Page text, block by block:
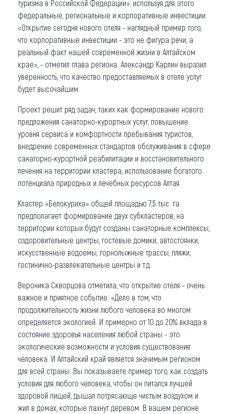
туризма в Российской Федерации», используя для этого
федеральные, региональные и корпоративные инвестиции.
«Открытие сегодня нового отеля - наглядный пример того,
что корпоративные инвестиции - это не фигура речи, а
реальный факт нашей современной жизни в Алтайском
крае», - отметил глава региона. Александр Карлин выразил
уверенность, что качество предоставляемых в отеле услуг
будет высочайшим.
Проект решит ряд задач, таких как формирование нового
предложения санаторно-курортных услуг, повышение
уровня сервиса и комфортности пребывания туристов,
внедрение современных стандартов обслуживания в сфере
санаторно-курортной реабилитации и восстановительного
лечения на территории кластера, использование богатого
потенциала природных и лечебных ресурсов Алтая.
Кластер «Белокуриха» общей площадью 7,5 тыс. га
предполагает формирование двух субкластеров, на
территории которых будут созданы санаторные комплексы,
оздоровительные центры, гостевые домики, автостоянки,
искусственные водоемы, горнолыжные трассы, пляжи,
гостинично-развлекательные центры и т.д.
Вероника Скворцова отметила, что открытие отеля - очень
важное и приятное событие. «Дело в том, что
продолжительность жизни любого человека во многом
определяется экологией. И примерно от 10 до 20% вклада в
состояние здоровья населения любой страны - это
экологические возможности и условия существования
человека. И Алтайский край является значимым регионом
для всей страны. Вы показываете пример того, как создать
условия для любого человека, чтобы он питался лучшей
здоровой пищей, дышал потрясающе чистым воздухом и
жил в домах, которые пахнут деревом. В вашем регионе